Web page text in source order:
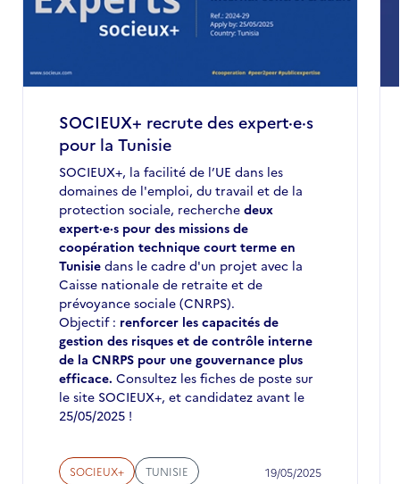
SOCIEUX+ recrute des expert·e·s
pour la Tunisie
SOCIEUX+, la facilité de l’UE dans les
domaines de l'emploi, du travail et de la
protection sociale, recherche deux
expert·e·s pour des missions de
coopération technique court terme en
Tunisie dans le cadre d'un projet avec la
Caisse nationale de retraite et de
prévoyance sociale (CNRPS).
Objectif : renforcer les capacités de
gestion des risques et de contrôle interne
de la CNRPS pour une gouvernance plus
efficace. Consultez les fiches de poste sur
le site SOCIEUX+, et candidatez avant le
25/05/2025 !
SOCIEUX+ TUNISIE 19/05/2025